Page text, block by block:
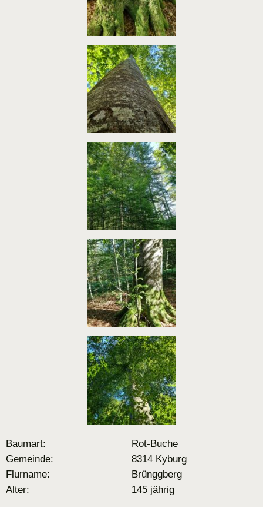
Baumart:
Rot-Buche
Gemeinde:
8314 Kyburg
Flurname:
Brünggberg
Alter:
145 jährig